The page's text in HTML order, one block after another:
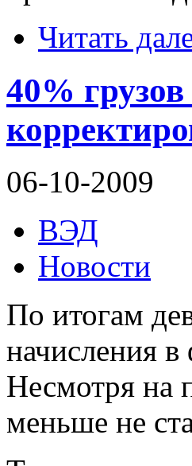
Читать
40%
06-10-2009
ВЭД
Новости
По итогам
начисления
Несмотря на
меньше не